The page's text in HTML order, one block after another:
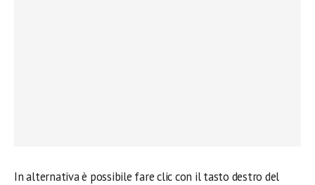
In alternativa è possibile fare clic con il tasto destro del